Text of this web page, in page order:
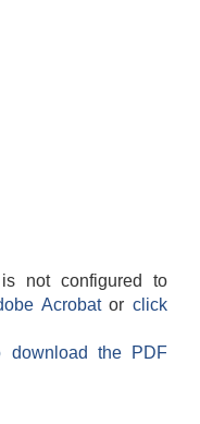
not configured to
Acrobatorclick
download the PDF